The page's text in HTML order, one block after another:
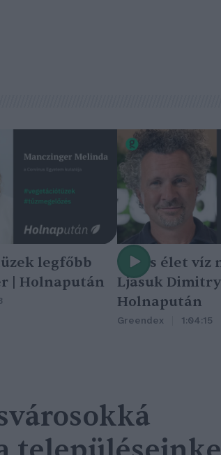
legfőbb
| Holnapután
Nincs élet víz
Ljasuk
Holnapután
Greendex 1:04:15